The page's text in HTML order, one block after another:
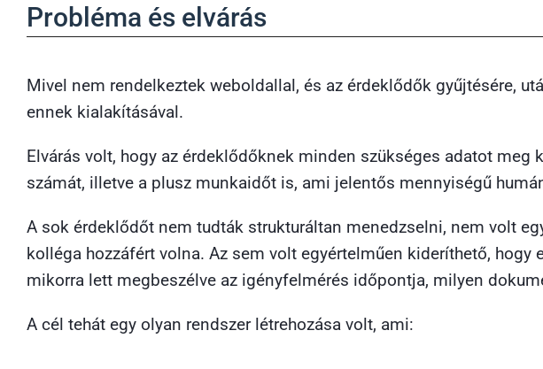
Probléma és elvárás
Mivel nem rendelkeztek weboldallal, és az érdeklődők gyűjtésére,
ennek kialakításával.
Elvárás volt, hogy az érdeklődőknek minden szükséges adatot
számát, illetve a plusz munkaidőt is, ami jelentős mennyiségű
A sok érdeklődőt nem tudták strukturáltan menedzselni, nem volt
kolléga hozzáfért volna. Az sem volt egyértelműen kideríthető,
mikorra lett megbeszélve az igényfelmérés időpontja, milyen
A cél tehát egy olyan rendszer létrehozása volt, ami: